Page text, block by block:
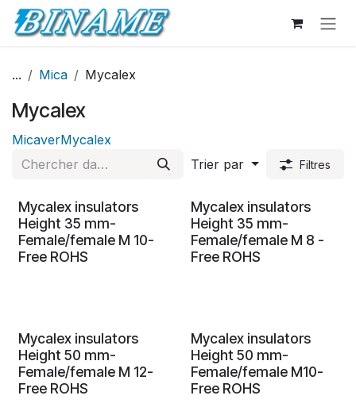
Se rendre au contenu
... Mica Mycalex
Mycalex
MicaverMycalex
Trier par
Filtres
Mycalex insulators
Height 35 mm-
Female/female M 10-
Free ROHS
Mycalex insulators
Height 35 mm-
Female/female M 8 -
Free ROHS
Mycalex insulators
Height 50 mm-
Female/female M 12-
Free ROHS
Mycalex insulators
Height 50 mm-
Female/female M10-
Free ROHS